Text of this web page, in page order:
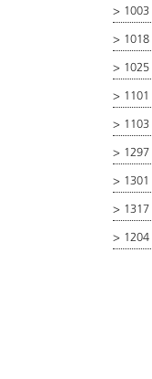
>
>
>
>
> 1103
>
>
> 1317
> 1204